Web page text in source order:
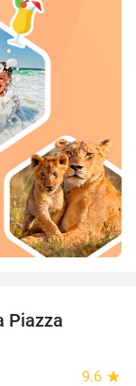
Piazza
9.6 star